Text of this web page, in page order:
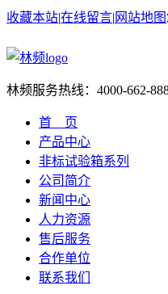
收藏本站|在线留言| 网站地图
林频服务热线： 4000-662-
首 页
产品中心
非标试验箱系列
公司简介
新闻中心
人力资源
售后服务
合作单位
联系我们